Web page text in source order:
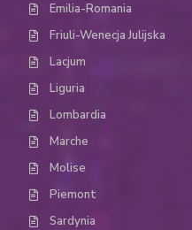
Emilia-Romania
Friuli-Wenecja Julijska
Lacjum
Liguria
Lombardia
Marche
Molise
Piemont
Sardynia